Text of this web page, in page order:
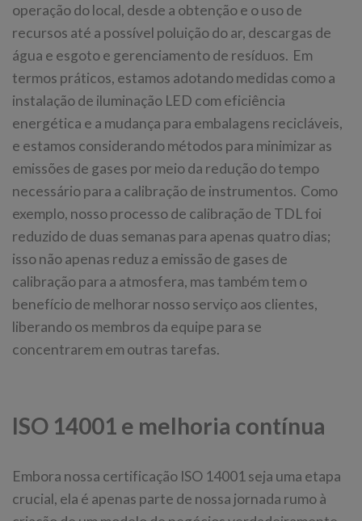
operação do local, desde a obtenção e o uso de
recursos até a possível poluição do ar, descargas de
água e esgoto e gerenciamento de resíduos. Em
termos práticos, estamos adotando medidas como a
instalação de iluminação LED com eficiência
energética e a mudança para embalagens recicláveis,
e estamos considerando métodos para minimizar as
emissões de gases por meio da redução do tempo
necessário para a calibração de instrumentos. Como
exemplo, nosso processo de calibração de TDL foi
reduzido de duas semanas para apenas quatro dias;
isso não apenas reduz a emissão de gases de
calibração para a atmosfera, mas também tem o
benefício de melhorar nosso serviço aos clientes,
liberando os membros da equipe para se
concentrarem em outras tarefas.
ISO 14001 e melhoria contínua
Embora nossa certificação ISO 14001 seja uma etapa
crucial, ela é apenas parte de nossa jornada rumo à